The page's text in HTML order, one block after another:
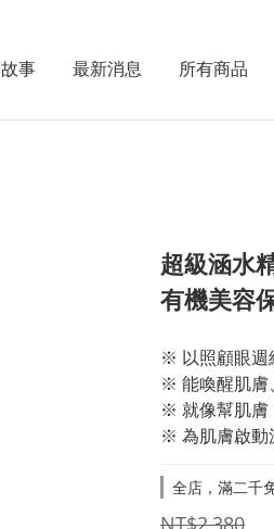
事 最新消息 所有商品
超級涵水
有機美容
※ 以照顧眼週
※ 能喚醒肌膚
※ 就像幫肌膚
※ 為肌膚啟動
全店，滿二千
NT$2,380